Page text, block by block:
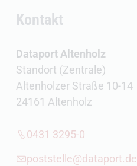
Kontakt
Dataport Altenholz
Standort (Zentrale)
Altenholzer Straße 10-14
24161 Altenholz
0431 3295-0
poststelle@dataport.de